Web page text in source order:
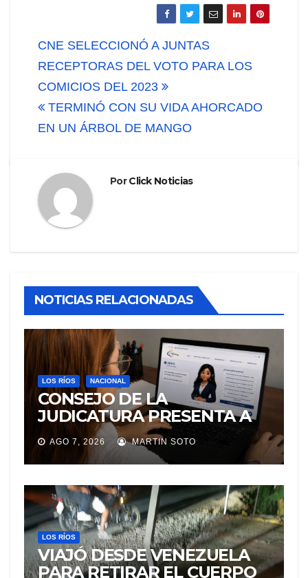
Navegación
de
entradas
CNE SELECCIONÓ A JUNTAS
RECEPTORAS DEL VOTO PARA LOS
COMICIOS DEL 2023
TERMINÓ CON SU VIDA AHORCADO
EN UN ÁRBOL DE MANGO
PorClick Noticias
NOTICIAS RELACIONADAS
LOS RÍOS NACIONAL
CONSEJO DE LA
JUDICATURA PRESENTA A
«Adila», LA ASISTENTE
VIRTUAL QUE ORIENTA A LA
CIUDADANÍA SOBRE
TRÁMITES JUDICIALES
AGO 7, 2026 MARTIN SOTO
LOS RÍOS
VIAJÓ DESDE VENEZUELA
PARA RETIRAR EL CUERPO